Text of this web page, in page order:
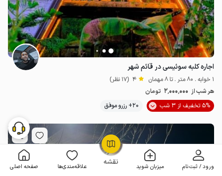
نقشه ورود / ثبت‌نام میزبان شوید علاقه‌مندی‌ها صفحه اصلی
OpenStreetMap
اجاره کلبه سوئیسی در قائم شهر
1 خوابه . 80 متر . تا 8 مهمان 4 (17 نظر)
هر شب از 2٬000٬000 تومان
5% تخفیف از 3 شب
20+ رزرو موفق